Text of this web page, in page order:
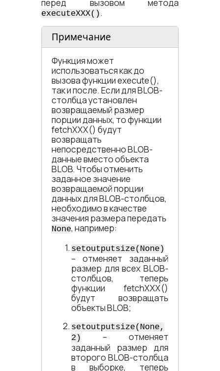
перед вызовом метода
executeXXX().
Примечание
Функция может
использоваться как до
вызова функции execute(),
так и после. Если для BLOB-
столбца установлен
возвращаемый размер
порции данных, то функции
fetchXXX() будут
возвращать
непосредственно BLOB-
данные вместо объекта
BLOB. Чтобы отменить
заданное значение
возвращаемой порции
данных для BLOB-столбцов,
необходимо в качестве
значения размера передать
None, например:
setoutputsize(None)
– отменяет заданный
размер для всех BLOB-
столбцов, теперь
функции fetchXXX()
будут возвращать
объекты BLOB;
setoutputsize(None,
2)
– отменяет
заданный размер для
второго BLOB-столбца
в выборке, теперь